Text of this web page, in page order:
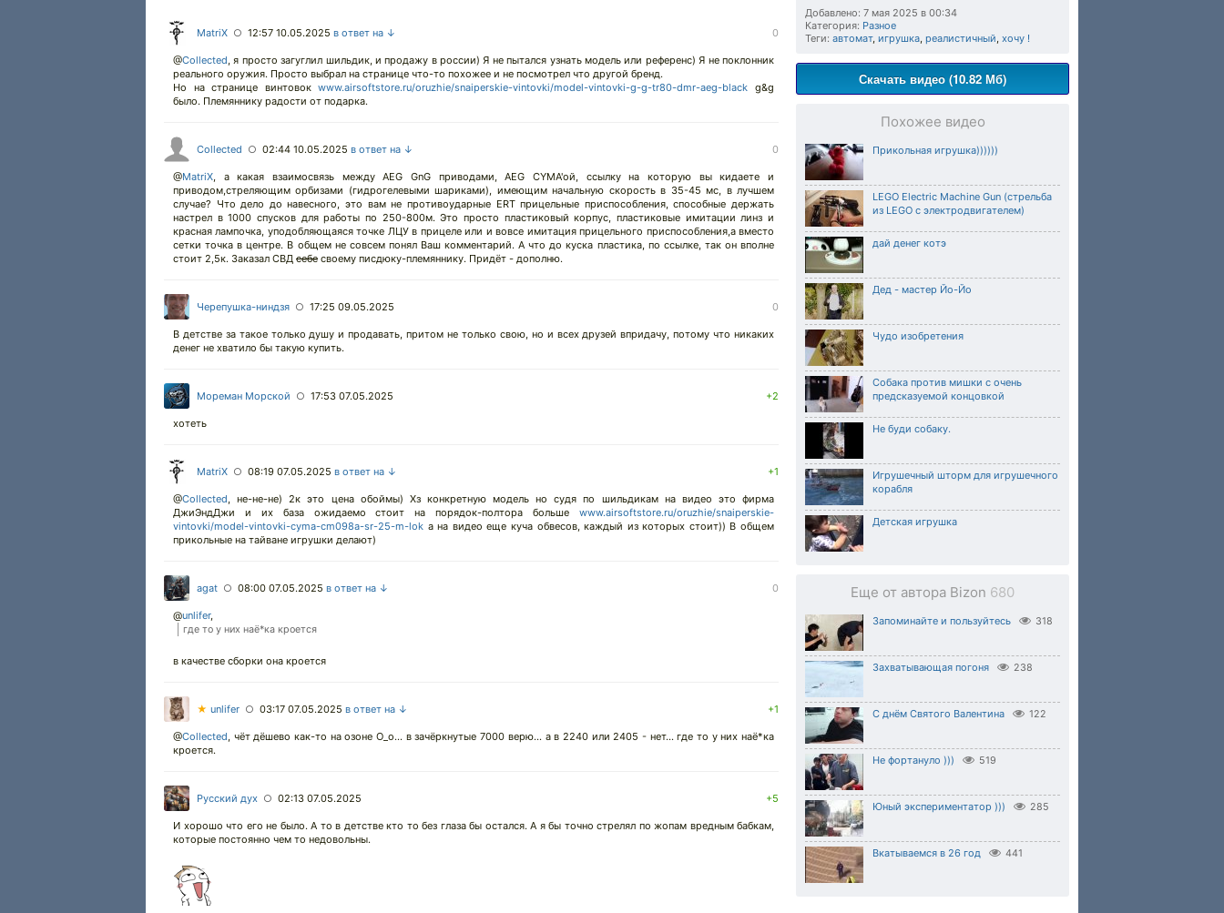
Добавлено: 7 мая 2025 в 00:34
Категория: Разное
Теги: автомат, игрушка, реалистичный, хочу !
Скачать видео (10.82 Мб)
Похожее видео
Прикольная игрушка))))))
LEGO Electric Machine Gun (стрельба
из LEGO с электродвигателем)
дай денег котэ
Дед - мастер Йо-Йо
Чудо изобретения
Собака против мишки с очень
предсказуемой концовкой
Не буди собаку.
Игрушечный шторм для игрушечного
корабля
Детская игрушка
Еще от автора Bizon 680
Запоминайте и пользуйтесь 318
Захватывающая погоня 238
С днём Святого Валентина 122
Не фортануло ))) 519
Юный экспериментатор ))) 285
Вкатываемся в 26 год 441
MatriX ○ 12:57 10.05.2025 в ответ на ↓ 0
@Collected, я просто загуглил шильдик, и продажу в россии) Я не пытался узнать модель или референс) Я не поклонник
реального оружия. Просто выбрал на странице что-то похожее и не посмотрел что другой бренд.
Но на странице винтовокwww.airsoftstore.ru/oruzhie/snaiperskie-vintovki/model-vintovki-g-g-tr80-dmr-aeg-black g&g
было. Племяннику радости от подарка.
Collected ○ 02:44 10.05.2025 в ответ на ↓ 0
@MatriX, а какая взаимосвязь между AEG GnG приводами, AEG CYMA'ой, ссылку на которую вы кидаете и
приводом,стреляющим орбизами (гидрогелевыми шариками), имеющим начальную скорость в 35-45 мс, в лучшем
случае? Что дело до навесного, это вам не противоударные ERT прицельные приспособления, способные держать
настрел в 1000 спусков для работы по 250-800м. Это просто пластиковый корпус, пластиковые имитации линз и
красная лампочка, уподобляющаяся точке ЛЦУ в прицеле или и вовсе имитация прицельного приспособления,а вместо
сетки точка в центре. В общем не совсем понял Ваш комментарий. А что до куска пластика, по ссылке, так он вполне
стоит 2,5к. Заказал СВД себе своему писдюку-племяннику. Придёт - дополню.
Черепушка-ниндзя ○ 17:25 09.05.2025 0
В детстве за такое только душу и продавать, притом не только свою, но и всех друзей впридачу, потому что никаких
денег не хватило бы такую купить.
Мореман Морской ○ 17:53 07.05.2025 +2
хотеть
MatriX ○ 08:19 07.05.2025 в ответ на ↓ +1
@Collected, не-не-не) 2к это цена обоймы) Хз конкретную модель но судя по шильдикам на видео это фирма
ДжиЭндДжи и их база ожидаемо стоит на порядок-полтора больше www.airsoftstore.ru/oruzhie/snaiperskie-
vintovki/model-vintovki-cyma-cm098a-sr-25-m-lok а на видео еще куча обвесов, каждый из которых стоит)) В общем
прикольные на тайване игрушки делают)
agat ○ 08:00 07.05.2025 в ответ на ↓ 0
@unlifer,
где то у них наё*ка кроется
в качестве сборки она кроется
★ unlifer ○ 03:17 07.05.2025 в ответ на ↓ +1
@Collected, чёт дёшево как-то на озоне О_о... в зачёркнутые 7000 верю... а в 2240 или 2405 - нет... где то у них наё*ка
кроется.
Русский дух ○ 02:13 07.05.2025 +5
И хорошо что его не было. А то в детстве кто то без глаза бы остался. А я бы точно стрелял по жопам вредным бабкам,
которые постоянно чем то недовольны.